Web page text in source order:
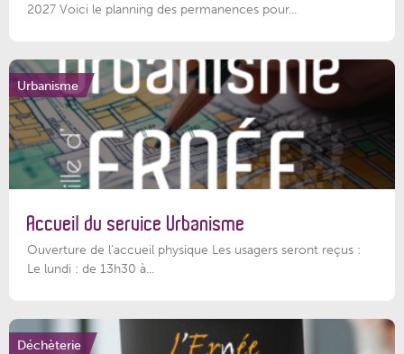
2027 Voici le planning des permanences pour...
Urbanisme
Accueil du service Urbanisme
Ouverture de l'accueil physique Les usagers seront reçus :
Le lundi : de 13h30 à...
Déchèterie